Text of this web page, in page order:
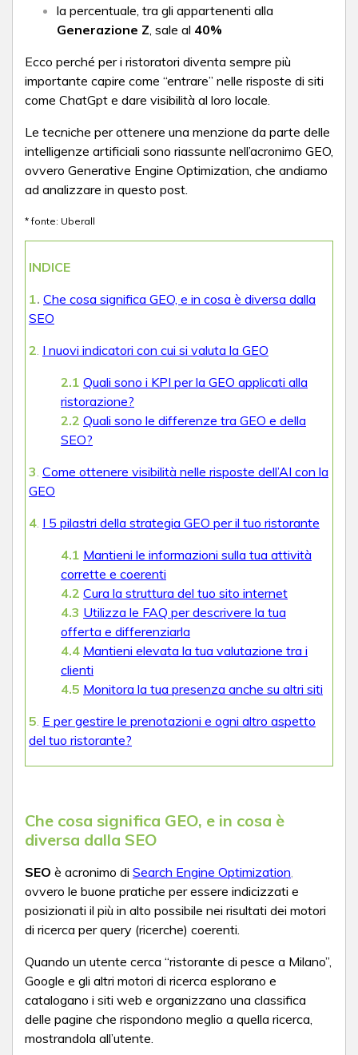
la percentuale, tra gli appartenenti alla
Generazione Z , sale al 40%
Ecco perché per i ristoratori diventa sempre più
importante capire come “entrare” nelle risposte di siti
come ChatGpt e dare visibilità al loro locale.
Le tecniche per ottenere una menzione da parte delle
intelligenze artificiali sono riassunte nell’acronimo GEO,
ovvero Generative Engine Optimization, che andiamo
ad analizzare in questo post.
* fonte: Uberall
INDICE
1. Che cosa significa GEO, e in cosa è diversa dalla
SEO
2 I nuovi indicatori con cui si valuta la GEO
2.1 Quali sono i KPI per la GEO applicati alla
ristorazione?
2.2 Quali sono le differenze tra GEO e della
SEO?
3 Come ottenere visibilità nelle risposte dell’AI con la
GEO
4 I 5 pilastri della strategia GEO per il tuo ristorante
4.1 Mantieni le informazioni sulla tua attività
corrette e coerenti
4.2 Cura la struttura del tuo sito internet
4.3 Utilizza le FAQ per descrivere la tua
offerta e differenziarla
4.4 Mantieni elevata la tua valutazione tra i
clienti
4.5 Monitora la tua presenza anche su altri siti
5 E per gestire le prenotazioni e ogni altro aspetto
del tuo ristorante?
Che cosa significa GEO, e in cosa è
diversa dalla SEO
SEO è acronimo di Search Engine Optimization
ovvero le buone pratiche per essere indicizzati e
posizionati il più in alto possibile nei risultati dei motori
di ricerca per query (ricerche) coerenti.
Quando un utente cerca “ristorante di pesce a Milano”,
Google e gli altri motori di ricerca esplorano e
catalogano i siti web e organizzano una classifica
delle pagine che rispondono meglio a quella ricerca,
mostrandola all’utente.